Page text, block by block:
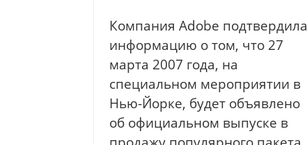
Компания Adobe подтвердила
информацию о том, что 27
марта 2007 года, на
специальном мероприятии в
Нью-Йорке, будет объявлено
об официальном выпуске в